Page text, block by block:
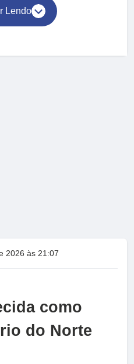
Lendo
2026 às 21:07
como
do Norte